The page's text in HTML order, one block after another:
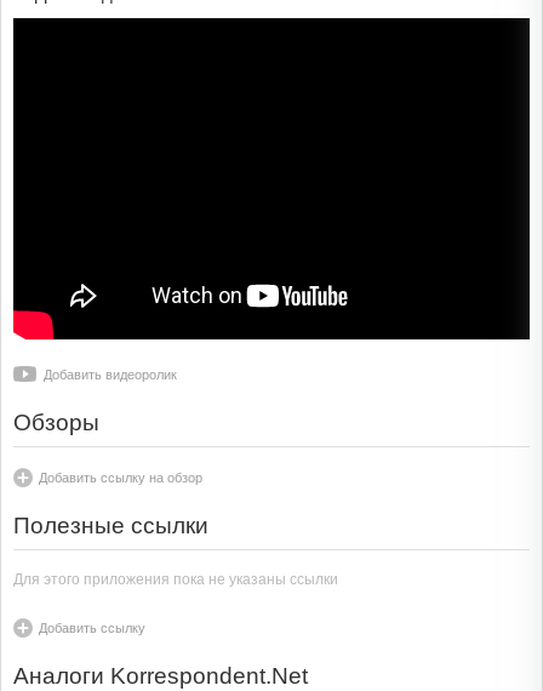
Добавить видеоролик
Обзоры
Добавить ссылку на обзор
Полезные ссылки
Для этого приложения пока не указаны ссылки
Добавить ссылку
Аналоги Korrespondent.Net